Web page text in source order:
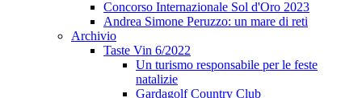
Concorso Internazionale Sol d'Oro 2023
Andrea Simone Peruzzo: un mare di reti
Archivio
Taste Vin 6/2022
Un turismo responsabile per le feste
natalizie
Gardagolf Country Club